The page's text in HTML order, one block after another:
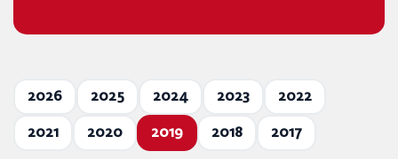
2026 2025 2024 2023 2022
2021 2020 2019 2018 2017